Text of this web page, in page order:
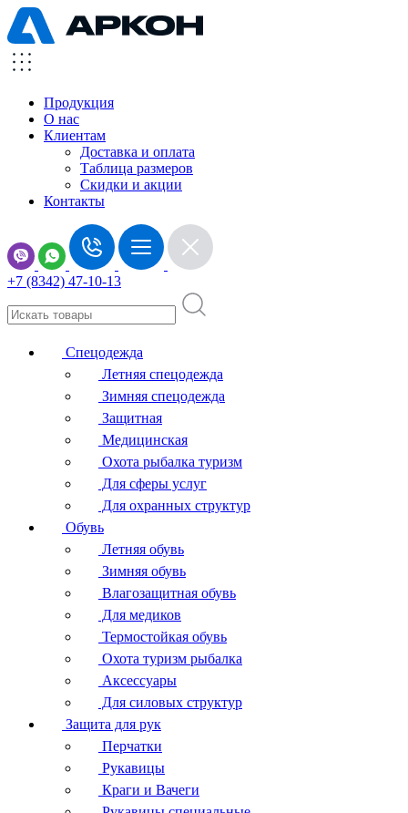
Продукция
О нас
Клиентам
Доставка и оплата
Таблица размеров
Скидки и акции
Контакты
+7 (8342) 47-10-13
Спецодежда
Летняя спецодежда
Зимняя спецодежда
Защитная
Медицинская
Охота рыбалка туризм
Для сферы услуг
Для охранных структур
Обувь
Летняя обувь
Зимняя обувь
Влагозащитная обувь
Для медиков
Термостойкая обувь
Охота туризм рыбалка
Аксессуары
Для силовых структур
Защита для рук
Перчатки
Рукавицы
Краги и Вачеги